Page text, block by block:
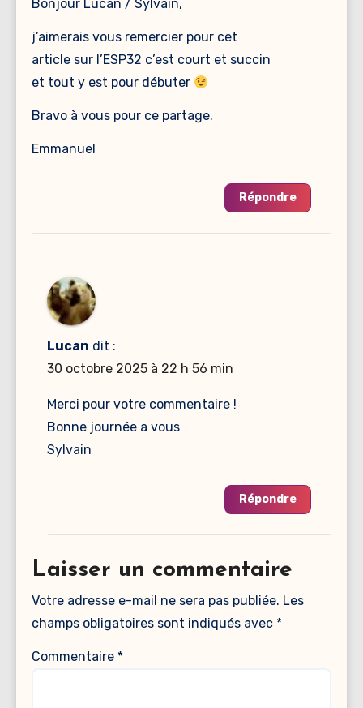
Bonjour Lucan / Sylvain,
j’aimerais vous remercier pour cet
article sur l’ESP32 c’est court et succin
et tout y est pour débuter
Bravo à vous pour ce partage.
Emmanuel
Répondre
Lucan dit :
30 octobre 2025 à 22 h 56 min
Merci pour votre commentaire !
Bonne journée a vous
Sylvain
Répondre
Laisser un commentaire
Votre adresse e-mail ne sera pas publiée. Les
champs obligatoires sont indiqués avec *
Commentaire *